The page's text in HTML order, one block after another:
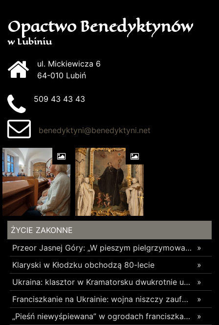
Opactwo Benedyktynów
w Lubiniu
ul. Mickiewicza 6
64-010 Lubiń
509 43 43 43
benedyktyni@benedyktyni.net
ŻYCIE ZAKONNE
»
Przeor Jasnej Góry: „W pieszym pielgrzymowaniu jest coś niezwykłego”
»
Klaryski w Kłodzku obchodzą 80-lecie
»
Ukraina: klasztor w Kramatorsku dwukrotnie uszkodzony w ciągu trzech tygodni
»
Franciszkanie na Ukrainie: wojna niszczy zaufanie
»
„Pieśń niewyśpiewana” w ogrodach franciszkańskich w Radomsku